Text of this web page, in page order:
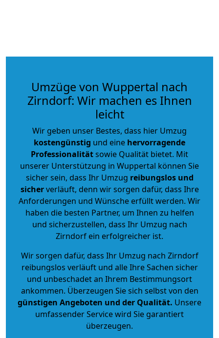
Umzüge von Wuppertal nach
Zirndorf: Wir machen es Ihnen
leicht
Wir geben unser Bestes, dass hier Umzug
kostengünstig und eine hervorragende
Professionalitätsowie Qualität bietet. Mit
unserer Unterstützung in Wuppertal können Sie
sicher sein, dass Ihr Umzug reibungslos und
sicherverläuft, denn wir sorgen dafür, dass Ihre
Anforderungen und Wünsche erfüllt werden. Wir
haben die besten Partner, um Ihnen zu helfen
und sicherzustellen, dass Ihr Umzug nach
Zirndorf ein erfolgreicher ist.
Wir sorgen dafür, dass Ihr Umzug nach Zirndorf
reibungslos verläuft und alle Ihre Sachen sicher
und unbeschadet an Ihrem Bestimmungsort
ankommen. Überzeugen Sie sich selbst von den
günstigen Angeboten und der Qualität. Unsere
umfassender Service wird Sie garantiert
überzeugen.